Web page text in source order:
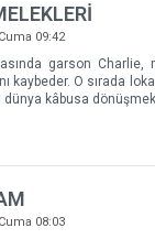
09:42
garson Charlie,
kaybeder. O sırada
kâbusa
08:03